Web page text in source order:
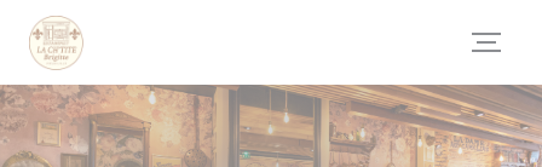
Panel pro správu cookies